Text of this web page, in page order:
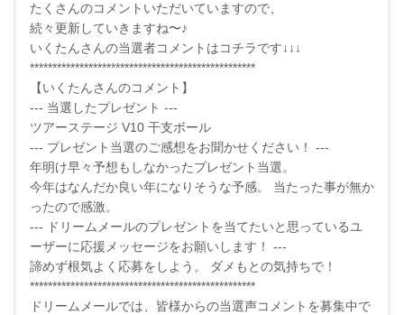
たくさんのコメントいただいていますので、
続々更新していきますね〜♪
いくたんさんの当選者コメントはコチラです↓↓↓
**************************************************
【いくたんさんのコメント】
--- 当選したプレゼント ---
ツアーステージ V10 干支ボール
--- プレゼント当選のご感想をお聞かせください！ ---
年明け早々予想もしなかったプレゼント当選。
今年はなんだか良い年になりそうな予感。 当たった事が無か
ったので感激。
--- ドリームメールのプレゼントを当てたいと思っているユ
ーザーに応援メッセージをお願いします！ ---
諦めず根気よく応募をしよう。 ダメもとの気持ちで！
**************************************************
ドリームメールでは、皆様からの当選声コメントを募集中で